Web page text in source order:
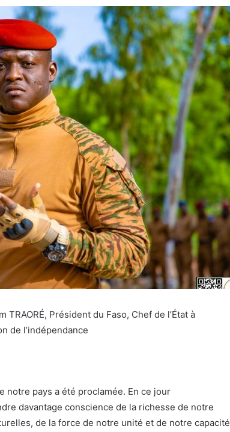
Président du Faso, Chef de l’État à
de l’indépendance
notre pays a été proclamée. En ce jour
davantage conscience de la richesse de notre
de la force de notre unité et de notre capacité